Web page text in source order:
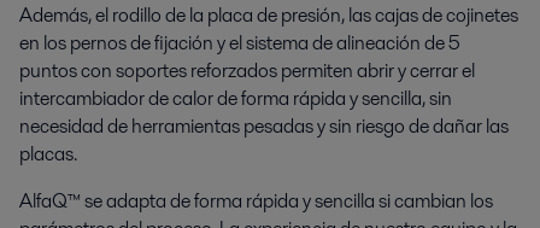
Además, el rodillo de la placa de presión, las cajas de cojinetes
en los pernos de fijación y el sistema de alineación de 5
puntos con soportes reforzados permiten abrir y cerrar el
intercambiador de calor de forma rápida y sencilla, sin
necesidad de herramientas pesadas y sin riesgo de dañar las
placas.
AlfaQ™ se adapta de forma rápida y sencilla si cambian los